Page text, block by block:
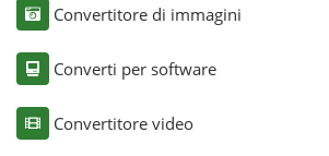
Convertitore di immagini
Converti per software
Convertitore video